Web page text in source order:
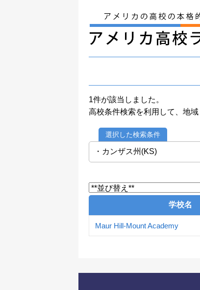
1件が該当しました。
高校条件検索を利用して、地
選択した検索条件
・カンザス州(KS)
学校名
Maur Hill-Mount Academy